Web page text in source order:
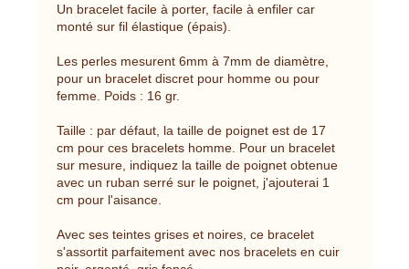
Un bracelet facile à porter, facile à enfiler car
monté sur fil élastique (épais).
Les perles mesurent 6mm à 7mm de diamètre,
pour un bracelet discret pour homme ou pour
femme. Poids : 16 gr.
Taille : par défaut, la taille de poignet est de 17
cm pour ces bracelets homme. Pour un bracelet
sur mesure, indiquez la taille de poignet obtenue
avec un ruban serré sur le poignet, j'ajouterai 1
cm pour l'aisance.
Avec ses teintes grises et noires, ce bracelet
s'assortit parfaitement avec nos bracelets en cuir